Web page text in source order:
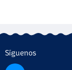
Síguenos